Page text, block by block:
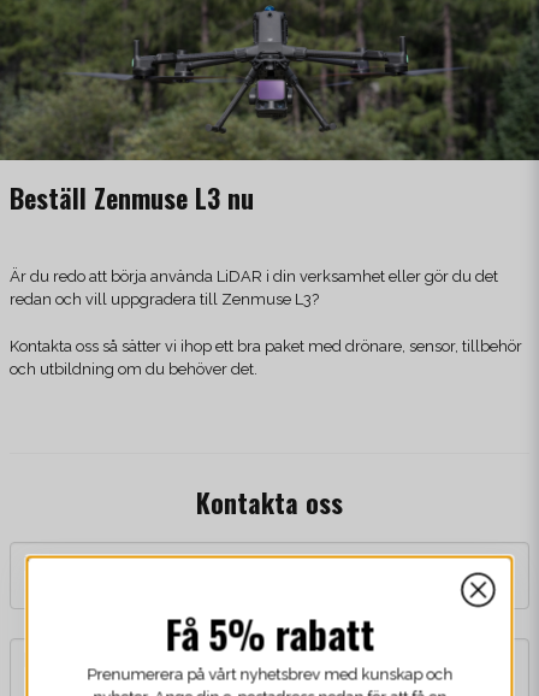
Beställ Zenmuse L3 nu
Är du redo att börja använda LiDAR i din verksamhet eller gör du det
redan och vill uppgradera till Zenmuse L3?
Kontakta oss så sätter vi ihop ett bra paket med drönare, sensor, tillbehör
och utbildning om du behöver det.
Kontakta oss
name
Namn
Få 5% rabatt
Prenumerera på vårt nyhetsbrev med kunskap och